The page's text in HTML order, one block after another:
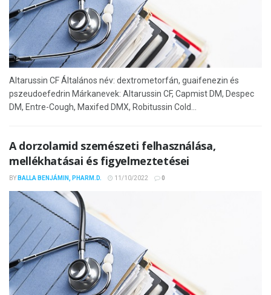
Altarussin CF Általános név: dextrometorfán, guaifenezin és
pszeudoefedrin Márkanevek: Altarussin CF, Capmist DM, Despec
DM, Entre-Cough, Maxifed DMX, Robitussin Cold...
A dorzolamid szemészeti felhasználása,
mellékhatásai és figyelmeztetései
BY BALLA BENJÁMIN, PHARM.D. 11/10/2022 0